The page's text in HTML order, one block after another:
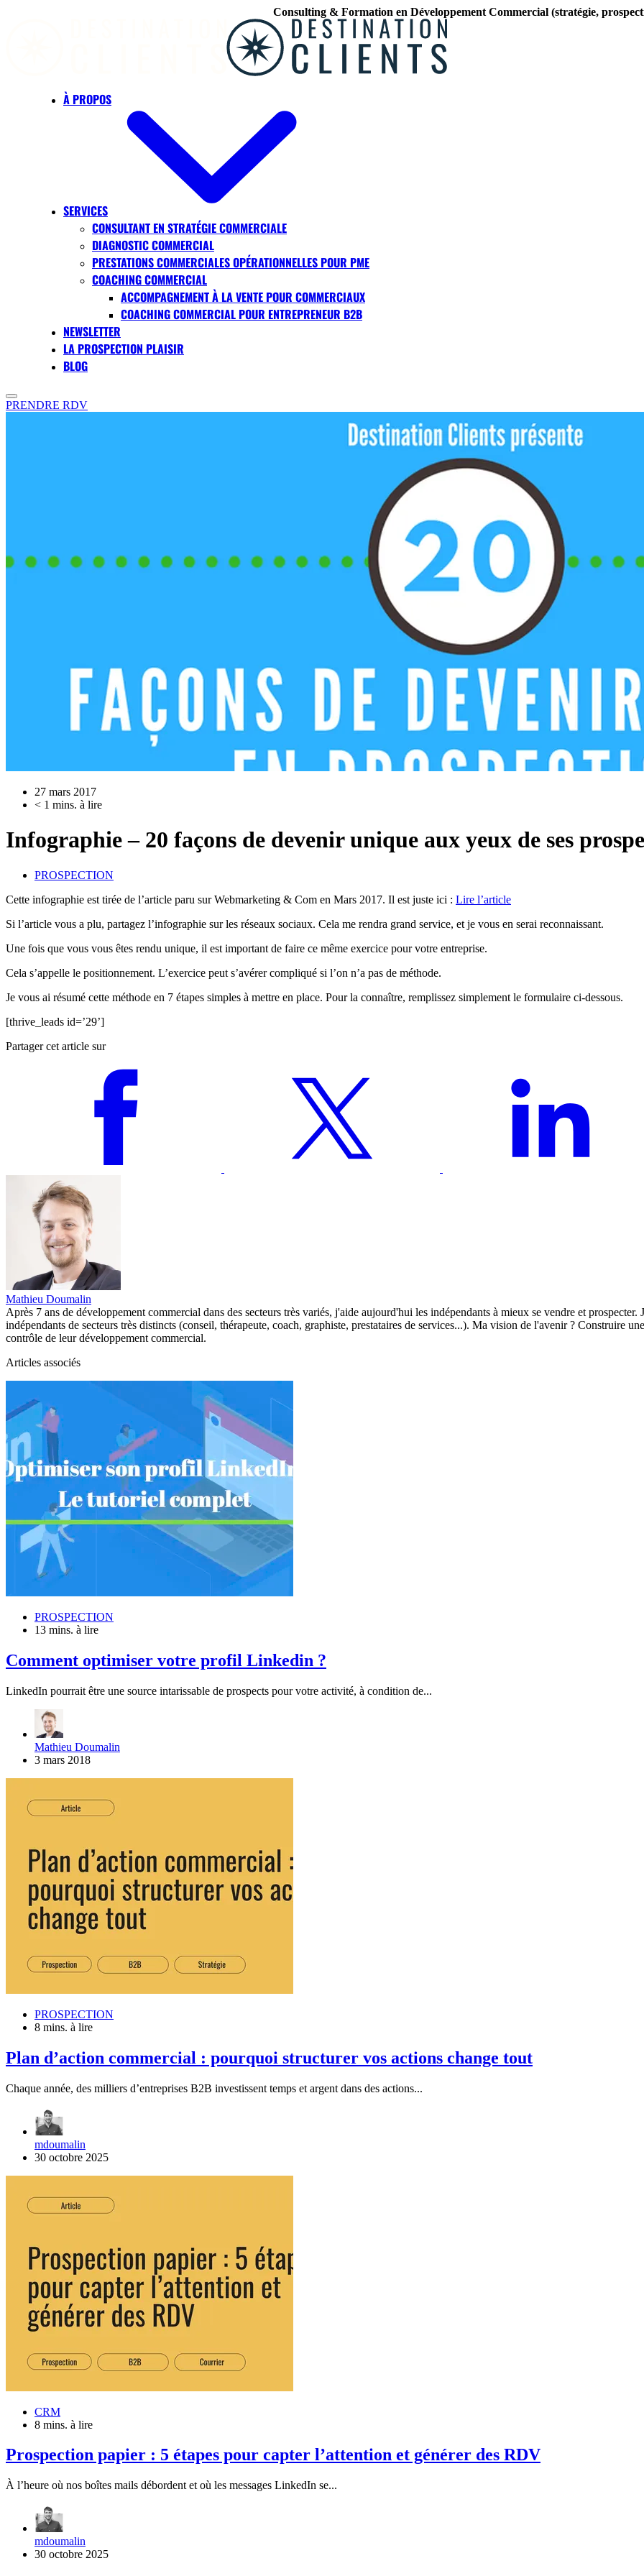
Consulting & Formation en Développement Commercial (stratégie,
À PROPOS
SERVICES
CONSULTANT EN STRATÉGIE COMMERCIALE
DIAGNOSTIC COMMERCIAL
PRESTATIONS COMMERCIALES OPÉRATIONNELLES POUR PME
COACHING COMMERCIAL
ACCOMPAGNEMENT À LA VENTE POUR COMMERCIAUX
COACHING COMMERCIAL POUR ENTREPRENEUR B2B
NEWSLETTER
LA PROSPECTION PLAISIR
BLOG
PRENDRE RDV
27 mars 2017
< 1 mins. à lire
Infographie – 20 façons de devenir unique aux yeux de ses
PROSPECTION
Cette infographie est tirée de l’article paru sur Webmarketing & Com en Mars 2017. Il est juste ici : Lire l’article
Si l’article vous a plu, partagez l’infographie sur les réseaux sociaux. Cela me rendra grand service, et je vous en serai reconnaissant.
Une fois que vous vous êtes rendu unique, il est important de faire ce même exercice pour votre entreprise.
Cela s’appelle le positionnement. L’exercice peut s’avérer compliqué si l’on n’a pas de méthode.
Je vous ai résumé cette méthode en 7 étapes simples à mettre en place. Pour la connaître, remplissez simplement le formulaire ci-dessous.
[thrive_leads id=’29’]
Partager cet article sur
Mathieu Doumalin
Après 7 ans de développement commercial dans des secteurs très variés, j'aide aujourd'hui les indépendants à mieux se vendre et
indépendants de secteurs très distincts (conseil, thérapeute, coach, graphiste, prestataires de services...). Ma vision de l'avenir ? Construire
contrôle de leur développement commercial.
Articles associés
PROSPECTION
13 mins. à lire
Comment optimiser votre profil Linkedin ?
LinkedIn pourrait être une source intarissable de prospects pour votre activité, à condition de...
Mathieu Doumalin
3 mars 2018
PROSPECTION
8 mins. à lire
Plan d’action commercial : pourquoi structurer vos actions change tout
Chaque année, des milliers d’entreprises B2B investissent temps et argent dans des actions...
mdoumalin
30 octobre 2025
CRM
8 mins. à lire
Prospection papier : 5 étapes pour capter l’attention et générer des RDV
À l’heure où nos boîtes mails débordent et où les messages LinkedIn se...
mdoumalin
30 octobre 2025